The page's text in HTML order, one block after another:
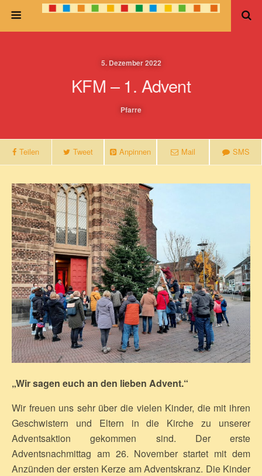
5. Dezember 2022
KFM – 1. Advent
Pfarre
Teilen Tweet Anpinnen Mail SMS
„Wir sagen euch an den lieben Advent.“
Wir freuen uns sehr über die vielen Kinder, die mit ihren
Geschwistern und Eltern in die Kirche zu unserer
Adventsaktion gekommen sind. Der erste
Adventsnachmittag am 26. November startet mit dem
Anzünden der ersten Kerze am Adventskranz. Die Kinder